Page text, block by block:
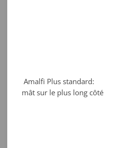
Amalfi Plus standard:
mât sur le plus long côté